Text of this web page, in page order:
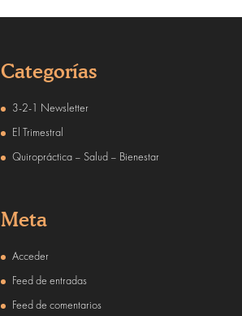
Categorías
3-2-1 Newsletter
El Trimestral
Quiropráctica – Salud – Bienestar
Meta
Acceder
Feed de entradas
Feed de comentarios